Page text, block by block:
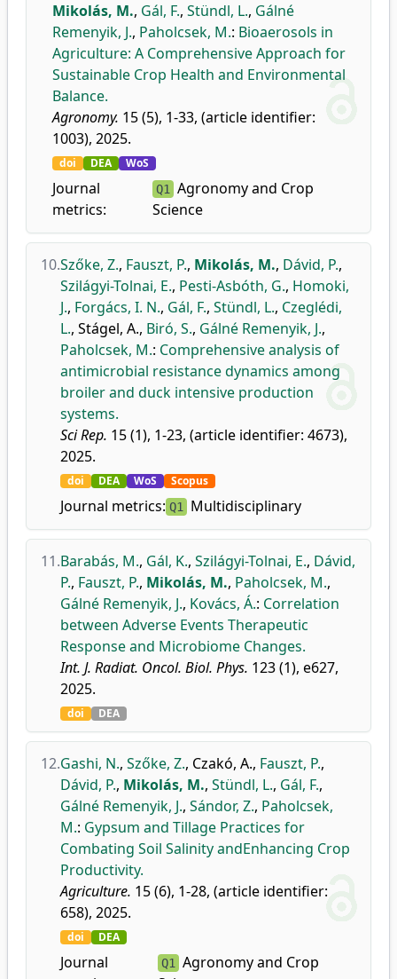
Mikolás, M., Gál, F., Stündl, L., Gálné
Remenyik, J., Paholcsek, M.: Bioaerosols in
Agriculture: A Comprehensive Approach for
Sustainable Crop Health and Environmental
Balance.
Agronomy. 15 (5), 1-33, (article identifier:
1003), 2025.
doi DEA WoS
Journal
metrics:
Q1 Agronomy and Crop
Science
10.Szőke, Z., Fauszt, P., Mikolás, M., Dávid, P.,
Szilágyi-Tolnai, E., Pesti-Asbóth, G., Homoki,
J., Forgács, I. N., Gál, F., Stündl, L., Czeglédi,
L., Stágel, A., Biró, S., Gálné Remenyik, J.,
Paholcsek, M.: Comprehensive analysis of
antimicrobial resistance dynamics among
broiler and duck intensive production
systems.
Sci Rep. 15 (1), 1-23, (article identifier: 4673),
2025.
doi DEA WoS Scopus
Journal metrics: Q1 Multidisciplinary
11.Barabás, M., Gál, K., Szilágyi-Tolnai, E., Dávid,
P., Fauszt, P., Mikolás, M., Paholcsek, M.,
Gálné Remenyik, J., Kovács, Á.: Correlation
between Adverse Events Therapeutic
Response and Microbiome Changes.
Int. J. Radiat. Oncol. Biol. Phys. 123 (1), e627,
2025.
doi DEA
12.Gashi, N., Szőke, Z., Czakó, A., Fauszt, P.,
Dávid, P., Mikolás, M., Stündl, L., Gál, F.,
Gálné Remenyik, J., Sándor, Z., Paholcsek,
M.: Gypsum and Tillage Practices for
Combating Soil Salinity andEnhancing Crop
Productivity.
Agriculture. 15 (6), 1-28, (article identifier:
658), 2025.
doi DEA
Journal
Q1 Agronomy and Crop